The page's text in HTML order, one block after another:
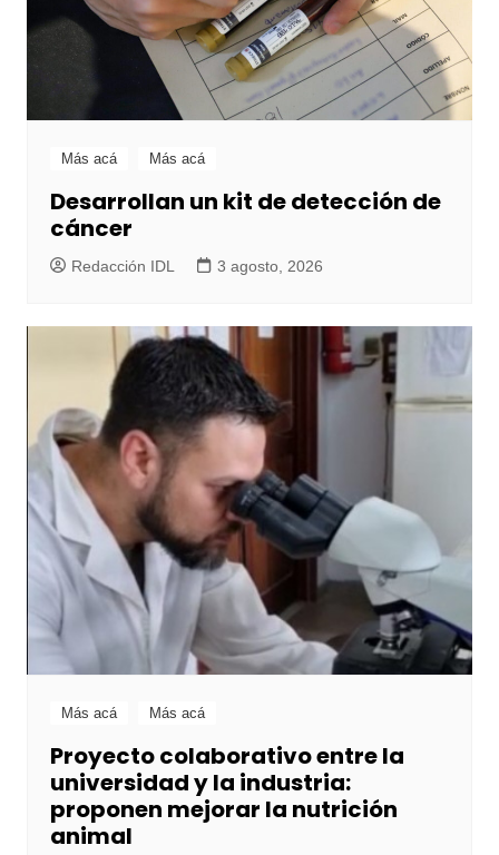
Más acá Más acá
Desarrollan un kit de detección de
cáncer
Redacción IDL 3 agosto, 2026
Más acá Más acá
Proyecto colaborativo entre la
universidad y la industria:
proponen mejorar la nutrición
animal